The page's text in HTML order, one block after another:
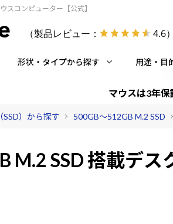
スコンピューター【公式】
（製品レビュー： 4.6）
形状・タイプから探す 用途・目
マウスは3年
SSD）から探す 500GB～512GB M.2 SSD
M.2 SSD 搭載デス